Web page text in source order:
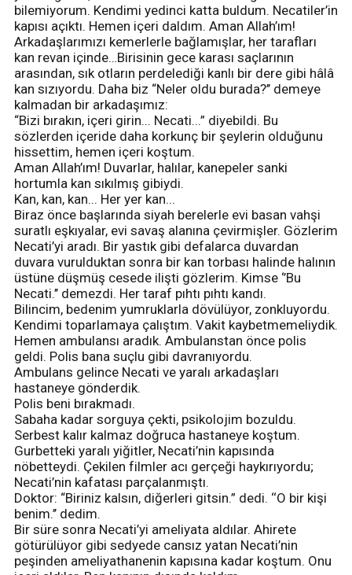
bilemiyorum. Kendimi yedinci katta buldum. Necatiler’in
kapısı açıktı. Hemen içeri daldım. Aman Allah’ım!
Arkadaşlarımızı kemerlerle bağlamışlar, her tarafları
kan revan içinde…Birisinin gece karası saçlarının
arasından, sık otların perdelediği kanlı bir dere gibi hâlâ
kan sızıyordu. Daha biz “Neler oldu burada?’’ demeye
kalmadan bir arkadaşımız:
“Bizi bırakın, içeri girin... Necati...” diyebildi. Bu
sözlerden içeride daha korkunç bir şeylerin olduğunu
hissettim, hemen içeri koştum.
Aman Allah’ım! Duvarlar, halılar, kanepeler sanki
hortumla kan sıkılmış gibiydi.
Kan, kan, kan... Her yer kan...
Biraz önce başlarında siyah berelerle evi basan vahşi
suratlı eşkıyalar, evi savaş alanına çevirmişler. Gözlerim
Necati’yi aradı. Bir yastık gibi defalarca duvardan
duvara vurulduktan sonra bir kan torbası halinde halının
üstüne düşmüş cesede ilişti gözlerim. Kimse ‘’Bu
Necati.’’ demezdi. Her taraf pıhtı pıhtı kandı.
Bilincim, bedenim yumruklarla dövülüyor, zonkluyordu.
Kendimi toparlamaya çalıştım. Vakit kaybetmemeliydik.
Hemen ambulansı aradık. Ambulanstan önce polis
geldi. Polis bana suçlu gibi davranıyordu.
Ambulans gelince Necati ve yaralı arkadaşları
hastaneye gönderdik.
Polis beni bırakmadı.
Sabaha kadar sorguya çekti, psikolojim bozuldu.
Serbest kalır kalmaz doğruca hastaneye koştum.
Gurbetteki yaralı yiğitler, Necati’nin kapısında
nöbetteydi. Çekilen filmler acı gerçeği haykırıyordu;
Necati’nin kafatası parçalanmıştı.
Doktor: “Biriniz kalsın, diğerleri gitsin.” dedi. ‘‘O bir kişi
benim.’’ dedim.
Bir süre sonra Necati’yi ameliyata aldılar. Ahirete
götürülüyor gibi sedyede cansız yatan Necati’nin
peşinden ameliyathanenin kapısına kadar koştum. Onu